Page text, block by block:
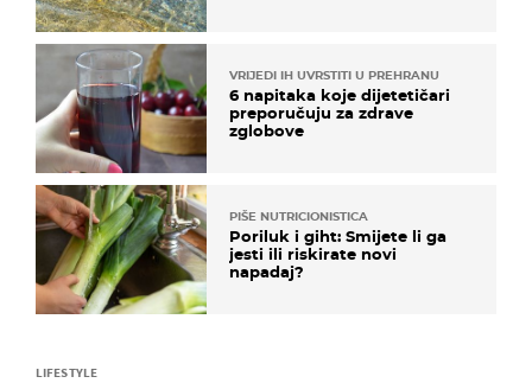
VRIJEDI IH UVRSTITI U PREHRANU
6 napitaka koje dijetetičari
preporučuju za zdrave
zglobove
PIŠE NUTRICIONISTICA
Poriluk i giht: Smijete li ga
jesti ili riskirate novi
napadaj?
LIFESTYLE